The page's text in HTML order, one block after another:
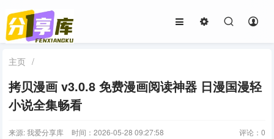
主页 /
拷贝漫画 v3.0.8 免费漫画阅读神器 日漫国漫轻
小说全集畅看
来源: 我爱分享库 时间：2026-05-28 09:27:58 评论： 0